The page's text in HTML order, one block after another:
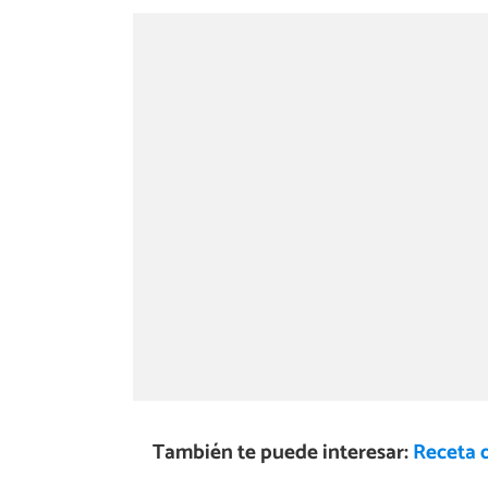
También te puede interesar:Receta